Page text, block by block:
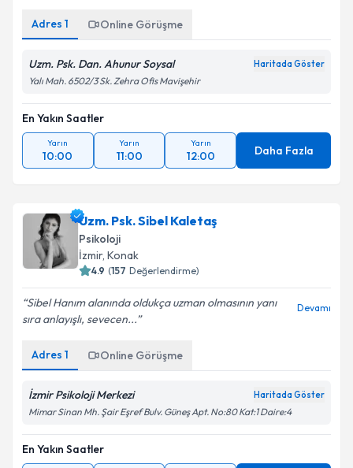
Adres 1 Online Görüşme
Uzm. Psk. Dan. Ahunur Soysal Haritada Göster
Yalı Mah. 6502/3 Sk. Zehra Ofis Mavişehir
En Yakın Saatler
Yarın
10:00
Yarın
11:00
Yarın
12:00 Daha Fazla
Uzm. Psk. Sibel Kaletaş
Psikoloji
İzmir, Konak
4.9 (157 Değerlendirme)
Sibel Hanım alanında oldukça uzman olmasının yanı
sıra anlayışlı, sevecen...
Devamı
Adres 1 Online Görüşme
İzmir Psikoloji Merkezi Haritada Göster
Mimar Sinan Mh. Şair Eşref Bulv. Güneş Apt. No:80 Kat:1 Daire:4
En Yakın Saatler